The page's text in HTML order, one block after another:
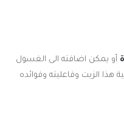
أو يمكن اضافته الى الغسول
هذا الزيت وفاعليته وفوائده